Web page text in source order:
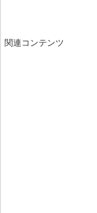
関連コンテンツ